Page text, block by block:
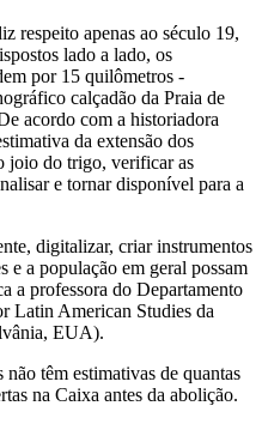
respeito apenas ao século 19,
lado a lado, os
por 15 quilômetros -
calçadão da Praia de
acordo com a historiadora
da extensão dos
joio do trigo, verificar as
e tornar disponível para a
digitalizar, criar instrumentos
e a população em geral possam
a professora do Departamento
Latin American Studies da
EUA).
têm estimativas de quantas
na Caixa antes da abolição.